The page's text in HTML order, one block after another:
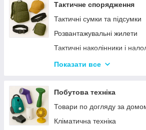
Тактичне спорядження
Тактичні сумки та підсумки
Розвантажувальні жилети
Тактичні наколінники і
Тактичний одяг і аксесуари
Тактичні рації та аксесуари
Спальники
Тактичне приладдя
Показати все
Побутова техніка
Товари по догляду за
Кліматична техніка